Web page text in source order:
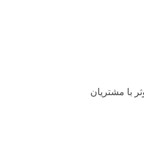
با مشتریان